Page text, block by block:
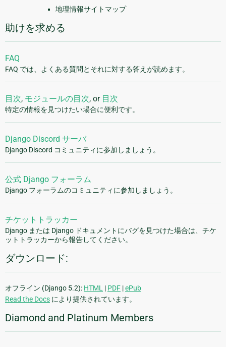
地理情報サイトマップ
助けを求める
FAQ
FAQ では、よくある質問とそれに対する答えが読めます。
目次, モジュールの目次, or 目次
特定の情報を見つけたい場合に便利です。
Django Discord サーバ
Django Discord コミュニティに参加しましょう。
公式 Django フォーラム
Django フォーラムのコミュニティに参加しましょう。
チケットトラッカー
Django または Django ドキュメントにバグを見つけた場合は、チケ
ットトラッカーから報告してください。
ダウンロード:
オフライン (Django 5.2): HTML | PDF |ePub
Read the Docs により提供されています。
Diamond and Platinum Members